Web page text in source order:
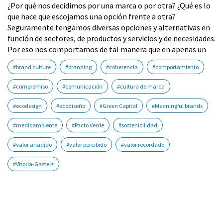
¿Por qué nos decidimos por una marca o por otra? ¿Qué es lo
que hace que escojamos una opción frente a otra?
Seguramente tengamos diversas opciones y alternativas en
función de sectores, de productos y servicios y de necesidades.
Por eso nos comportamos de tal manera que en apenas un
#brand culture #branding #coherencia #comportamiento
#compromiso #comunicación #cultura de marca
#ecodesign #ecodiseño #Green Capital #Meaningful brands
#medioambiente #Pacto Verde #sostenibilidad
#valor añadido #valor percibido #valor recordado
#Vitoria-Gasteiz